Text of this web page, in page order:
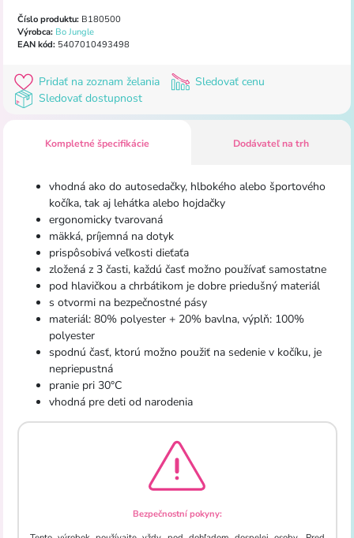
Číslo produktu:B180500
Výrobca: Bo Jungle
EAN kód:5407010493498
Pridať na zoznam želania
Sledovať cenu
Sledovať dostupnost
Kompletné špecifikácie Dodávateľ na trh
vhodná ako do autosedačky, hlbokého alebo športového
kočíka, tak aj lehátka alebo hojdačky
ergonomicky tvarovaná
mäkká, príjemná na dotyk
prispôsobivá veľkosti dieťaťa
zložená z 3 časti, každú časť možno používať samostatne
pod hlavičkou a chrbátikom je dobre priedušný materiál
s otvormi na bezpečnostné pásy
materiál: 80% polyester + 20% bavlna, výplň: 100%
polyester
spodnú časť, ktorú možno použiť na sedenie v kočíku, je
nepriepustná
pranie pri 30°C
vhodná pre deti od narodenia
Bezpečnostní pokyny: